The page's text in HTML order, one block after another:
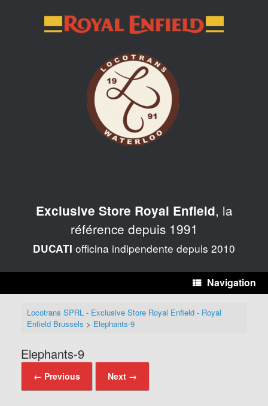
Exclusive Store Royal Enfield, la
référence depuis 1991
DUCATI officina indipendente depuis 2010
Navigation
Locotrans SPRL - Exclusive Store Royal Enfield - Royal
Enfield Brussels > Elephants-9
Elephants-9
← Previous Next →